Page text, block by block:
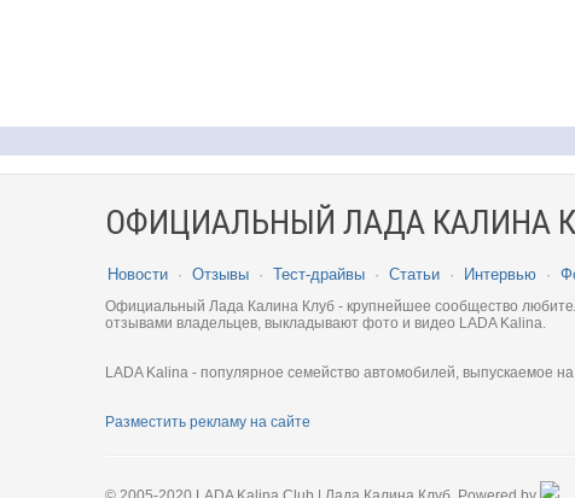
ОФИЦИАЛЬНЫЙ ЛАДА КАЛИНА
Новости · Отзывы · Тест-драйвы · Статьи · Интервью ·
Официальный Лада Калина Клуб - крупнейшее сообщество
отзывами владельцев, выкладывают фото и видео LADA Kalina.
LADA Kalina - популярное семейство автомобилей, выпускаемое
Разместить рекламу на сайте